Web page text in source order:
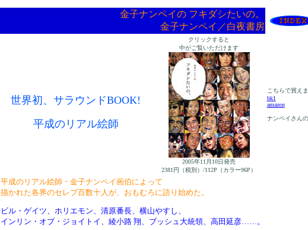
金子ナンペイの フキダシたいの。
金子ナンペイ／白夜書房
世界初、サラウンドBOOK!
平成のリアル絵師
クリックすると
中がご覧いただけます
2005年11月10日発売
2381円（税別）/112P（カラー96P）
こちらで買え
bk1
amazon
ナンペイさん
平成のリアル絵師・金子ナンペイ画伯によって
描かれた各界のセレブ百数十人が、おもむろに語り始めた。
ビル・ゲイツ、ホリエモン、清原番長、横山やすし、
インリン・オブ・ジョイトイ、綾小路 翔、ブッシュ大統領、高田延彦……。